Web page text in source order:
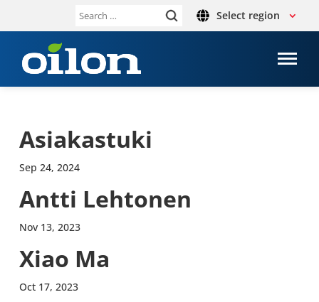
Search Select region
Asiakas­tuki
Sep 24, 2024
Antti Lehtonen
Nov 13, 2023
Xiao Ma
Oct 17, 2023